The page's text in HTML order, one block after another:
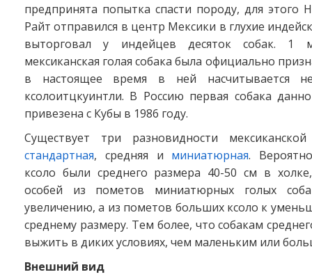
предпринята попытка спасти породу, для этого
Райт отправился в центр Мексики в глухие
выторговал у индейцев десяток собак. 1
мексиканская голая собака была официально
в настоящее время в ней насчитывается
ксолоитцкуинтли. В Россию первая собака
привезена с Кубы в 1986 году.
Существует три разновидности
стандартная, средняя и миниатюрная.
ксоло были среднего размера 40-50 см в
особей из пометов миниатюрных голых
увеличению, а из пометов больших ксоло к
среднему размеру. Тем более, что собакам
выжить в диких условиях, чем маленьким или
Внешний вид